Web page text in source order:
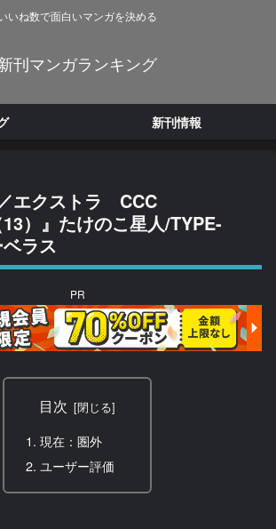
いね数で面白いマンガを決める
刊マンガランキング
新刊情報
／エクストラ CCC
）』たけのこ星人/TYPE-
ラス
PR
目次
現在：圏外
ユーザー評価